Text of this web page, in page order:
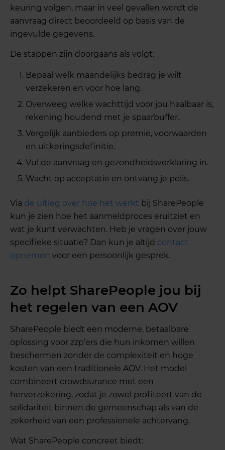
keuring volgen, maar in veel gevallen wordt de
aanvraag direct beoordeeld op basis van de
ingevulde gegevens.
De stappen zijn doorgaans als volgt:
Bepaal welk maandelijks bedrag je wilt
verzekeren en voor hoe lang.
Overweeg welke wachttijd voor jou haalbaar is,
rekening houdend met je spaarbuffer.
Vergelijk aanbieders op premie, voorwaarden
en uitkeringsdefinitie.
Vul de aanvraag en gezondheidsverklaring in.
Wacht op acceptatie en ontvang je polis.
Via de uitleg over hoe het werkt bij SharePeople
kun je zien hoe het aanmeldproces eruitziet en
wat je kunt verwachten. Heb je vragen over jouw
specifieke situatie? Dan kun je altijd contact
opnemen voor een persoonlijk gesprek.
Zo helpt SharePeople jou bij
het regelen van een AOV
SharePeople biedt een moderne, betaalbare
oplossing voor zzp’ers die hun inkomen willen
beschermen zonder de complexiteit en hoge
kosten van een traditionele AOV. Het model
combineert crowdsurance met een
herverzekering, zodat je zowel profiteert van de
solidariteit binnen de gemeenschap als van de
zekerheid van een professionele achtervang.
Wat SharePeople concreet biedt: